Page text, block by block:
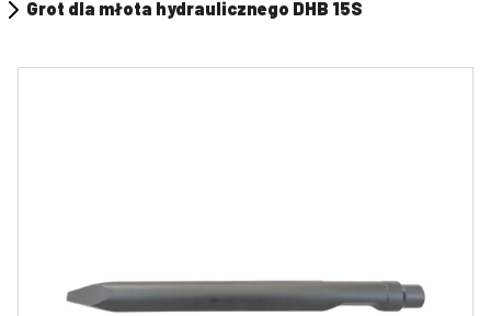
Grot dla młota hydraulicznego DHB 15S